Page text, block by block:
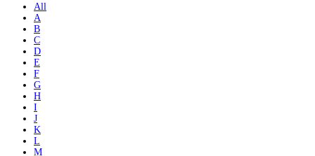
All
A
B
C
D
E
F
G
H
I
J
K
L
M